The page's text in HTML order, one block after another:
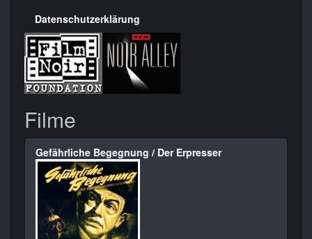
Datenschutzerklärung
Filme
Gefährliche Begegnung / Der Erpresser